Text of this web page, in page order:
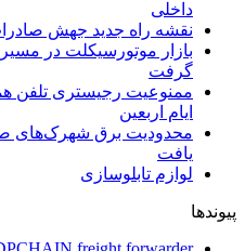
داخلی
نقشه راه جدید جهش
بازار موتورسیکلت در
گرفت
ممنوعیت رجیستری تلفن
ایام اربعین
محدودیت برق شهرک‌های
یافت
لوازم تابلوسازی
پیوندها